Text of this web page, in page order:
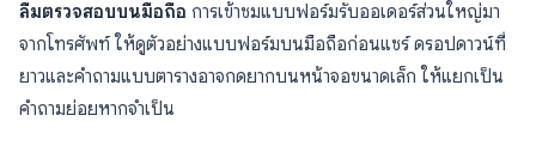
ลืมตรวจสอบบนมือถือ การเข้าชมแบบฟอร์มรับออเดอร์ส่วนใหญ่มา
จากโทรศัพท์ ให้ดูตัวอย่างแบบฟอร์มบนมือถือก่อนแชร์ ดรอปดาวน์ที่
ยาวและคำถามแบบตารางอาจกดยากบนหน้าจอขนาดเล็ก ให้แยกเป็น
คำถามย่อยหากจำเป็น